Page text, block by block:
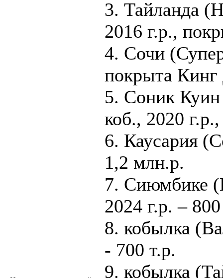
3. Тайланда
2016 г.р.,
4. Сочи
покрыта Кинг
5. Соник
коб., 2020
6. Каусария
1,2 млн.р.
7. Сиюмбике
2024 г.р. –
8. кобылка
- 700 т.р.
9. кобылка